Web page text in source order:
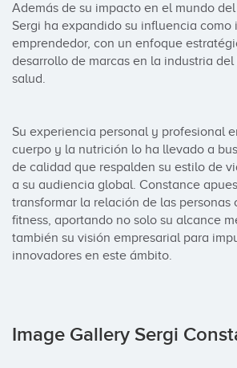
Además de su impacto en el mundo
Sergi ha expandido su influencia como
emprendedor, con un enfoque
desarrollo de marcas en la industria
salud.
Su experiencia personal y profesional
cuerpo y la nutrición lo ha llevado a
de calidad que respalden su estilo de
a su audiencia global. Constance
transformar la relación de las personas
fitness, aportando no solo su alcance
también su visión empresarial para
innovadores en este ámbito.
Image Gallery Sergi